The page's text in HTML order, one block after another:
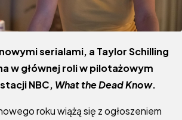
serialami, a Taylor Schilling
w głównej roli w pilotażowym
NBC, What the Dead Know.
roku wiążą się z ogłoszeniem